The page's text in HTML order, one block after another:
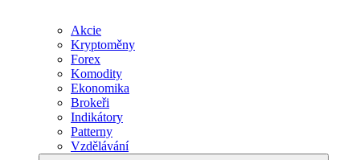
Akcie
Kryptoměny
Forex
Komodity
Ekonomika
Brokeři
Indikátory
Patterny
Vzdělávání